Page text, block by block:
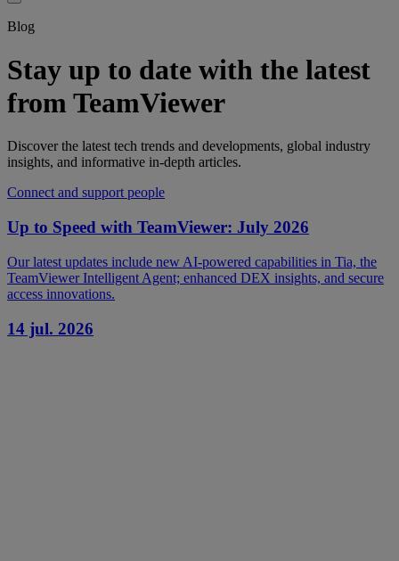
Blog
Stay up to date with the latest
from TeamViewer
Discover the latest tech trends and developments, global industry
insights, and informative in-depth articles.
Connect and support people
Up to Speed with TeamViewer: July 2026
Our latest updates include new AI-powered capabilities in Tia, the
TeamViewer Intelligent Agent; enhanced DEX insights, and secure
access innovations.
14 jul. 2026